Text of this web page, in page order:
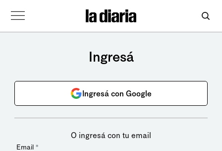
Ingresá
Ingresá con Google
O ingresá con tu email
Email *